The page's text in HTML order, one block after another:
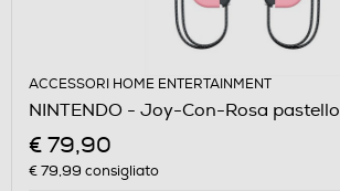
ACCESSORI HOME ENTERTAINMENT
NINTENDO - Joy-Con-Rosa pastello
€ 79,90
€ 79,99 consigliato